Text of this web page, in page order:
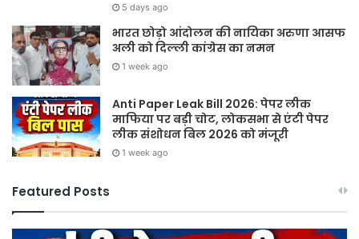
5 days ago
भारत छोड़ो आंदोलन की नायिका अरुणा आसफ
अली को दिल्ली कांग्रेस का नमन
1 week ago
Anti Paper Leak Bill 2026: पेपर लीक
माफिया पर बड़ी चोट, लोकसभा से एंटी पेपर
लीक संशोधन बिल 2026 को मंजूरी
1 week ago
Featured Posts
Sawan